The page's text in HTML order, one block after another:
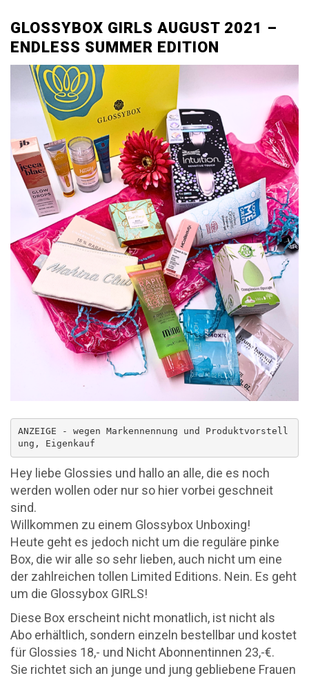
GLOSSYBOX GIRLS AUGUST 2021 –
ENDLESS SUMMER EDITION
ANZEIGE - wegen Markennennung und Produktvorstell
ung, Eigenkauf
Hey liebe Glossies und hallo an alle, die es noch
werden wollen oder nur so hier vorbei geschneit
sind.
Willkommen zu einem Glossybox Unboxing!
Heute geht es jedoch nicht um die reguläre pinke
Box, die wir alle so sehr lieben, auch nicht um eine
der zahlreichen tollen Limited Editions. Nein. Es geht
um die Glossybox GIRLS!
Diese Box erscheint nicht monatlich, ist nicht als
Abo erhältlich, sondern einzeln bestellbar und kostet
für Glossies 18,- und Nicht Abonnentinnen 23,-€.
Sie richtet sich an junge und jung gebliebene Frauen